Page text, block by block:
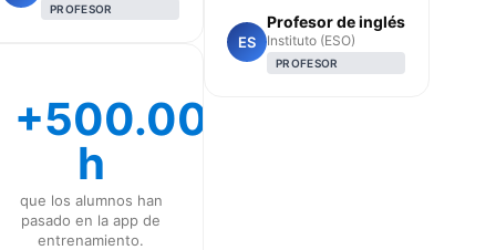
PROFESOR
+500.000
h
que los alumnos han
pasado en la app de
entrenamiento.
ES
Profesor de inglés
Instituto (ESO)
PROFESOR